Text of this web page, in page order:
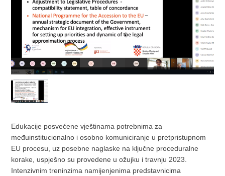
Edukacije posvećene vještinama potrebnima za
međuinstitucionalno i osobno komuniciranje u pretpristupnom
EU procesu, uz posebne naglaske na ključne proceduralne
korake, uspješno su provedene u ožujku i travnju 2023.
Intenzivnim treninzima namijenjenima predstavnicima